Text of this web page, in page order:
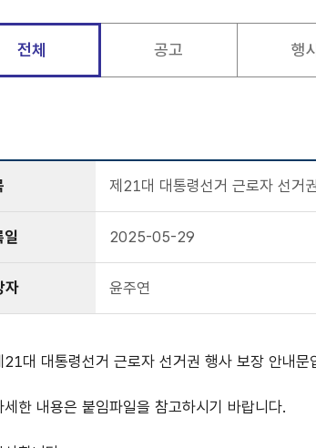
전체 공고 행
제21대 대통령선거 근로자 선거
일 2025-05-29
자 윤주연
21대 대통령선거 근로자 선거권 행사 보장 안내문
세한 내용은 붙임파일을 참고하시기 바랍니다.